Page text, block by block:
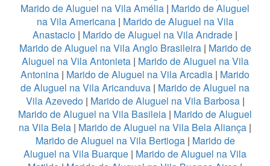
Marido de Aluguel na Vila Amélia | Marido de Aluguel
na Vila Americana| Marido de Aluguel na Vila
Anastacio | Marido de Aluguel na Vila Andrade |
Marido de Aluguel na Vila Anglo Brasileira| Marido de
Aluguel na Vila Antonieta| Marido de Aluguel na Vila
Antonina | Marido de Aluguel na Vila Arcadia | Marido
de Aluguel na Vila Aricanduva | Marido de Aluguel na
Vila Azevedo| Marido de Aluguel na Vila Barbosa|
Marido de Aluguel na Vila Basileia | Marido de Aluguel
na Vila Bela | Marido de Aluguel na Vila Bela Aliança |
Marido de Aluguel na Vila Bertioga| Marido de
Aluguel na Vila Buarque | Marido de Aluguel na Vila